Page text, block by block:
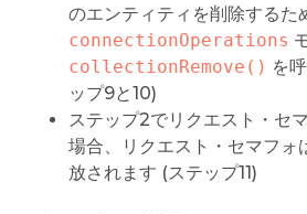
のエンティティを削除するた
connectionOperations
collectionRemove() を
ップ9と10)
ステップ2でリクエスト・セ
場合、リクエスト・セマフォ
放されます (ステップ11)